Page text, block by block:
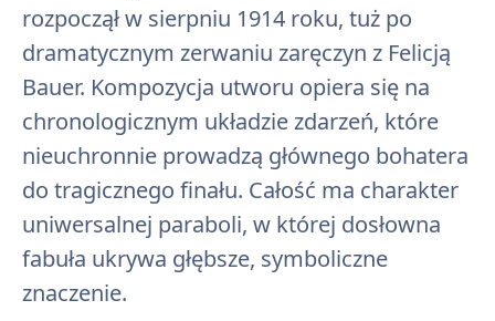
rozpoczął w sierpniu 1914 roku, tuż po
dramatycznym zerwaniu zaręczyn z Felicją
Bauer. Kompozycja utworu opiera się na
chronologicznym układzie zdarzeń, które
nieuchronnie prowadzą głównego bohatera
do tragicznego finału. Całość ma charakter
uniwersalnej paraboli, w której dosłowna
fabuła ukrywa głębsze, symboliczne
znaczenie.